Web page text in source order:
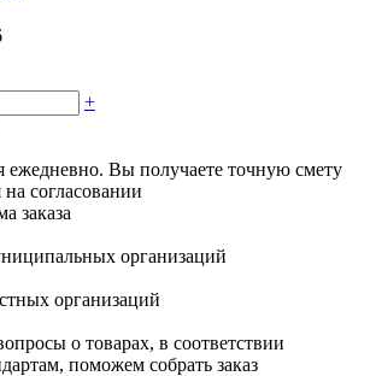
+
Вы получаете точную смету
согласовании
заказа
организаций
организаций
о товарах, в соответствии
поможем собрать заказ